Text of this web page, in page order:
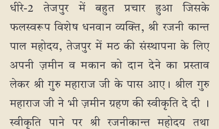
धीरे-2 तेजपुर में बहुत प्रचार हुआ जिसके
फलस्वरूप विशेष धनवान व्यक्ति, श्री रजनी कान्त
पाल महोदय, तेजपुर में मठ की संस्थापना के लिए
अपनी ज़मीन व मकान को दान देने का प्रस्ताव
लेकर श्री गुरु महाराज जी के पास आए। श्रील गुरु
महाराज जी ने भी ज़मीन ग्रहण की स्वीकृति दे दी ।
स्वीकृति पाने पर श्री रजनीकान्त महोदय तथा